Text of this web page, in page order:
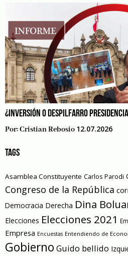
¿INVERSIÓN O DESPILFARRO
Por:Cristian Rebosio 12.07.2026
TAGS
Asamblea Constituyente Carlos Parodi
Congreso de la República
Democracia Derecha Dina
Elecciones Elecciones 2021
Empresa Encuestas Entendiendo de
Gobierno Guido bellido